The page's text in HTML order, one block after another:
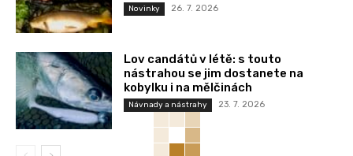
Novinky 26. 7. 2026
Lov candátů v létě: s touto
nástrahou se jim dostanete na
kobylku i na mělčinách
Návnady a nástrahy 23. 7. 2026